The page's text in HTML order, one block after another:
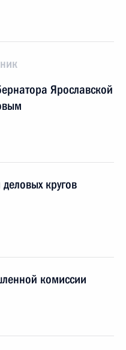
Ярославской
кругов
комиссии